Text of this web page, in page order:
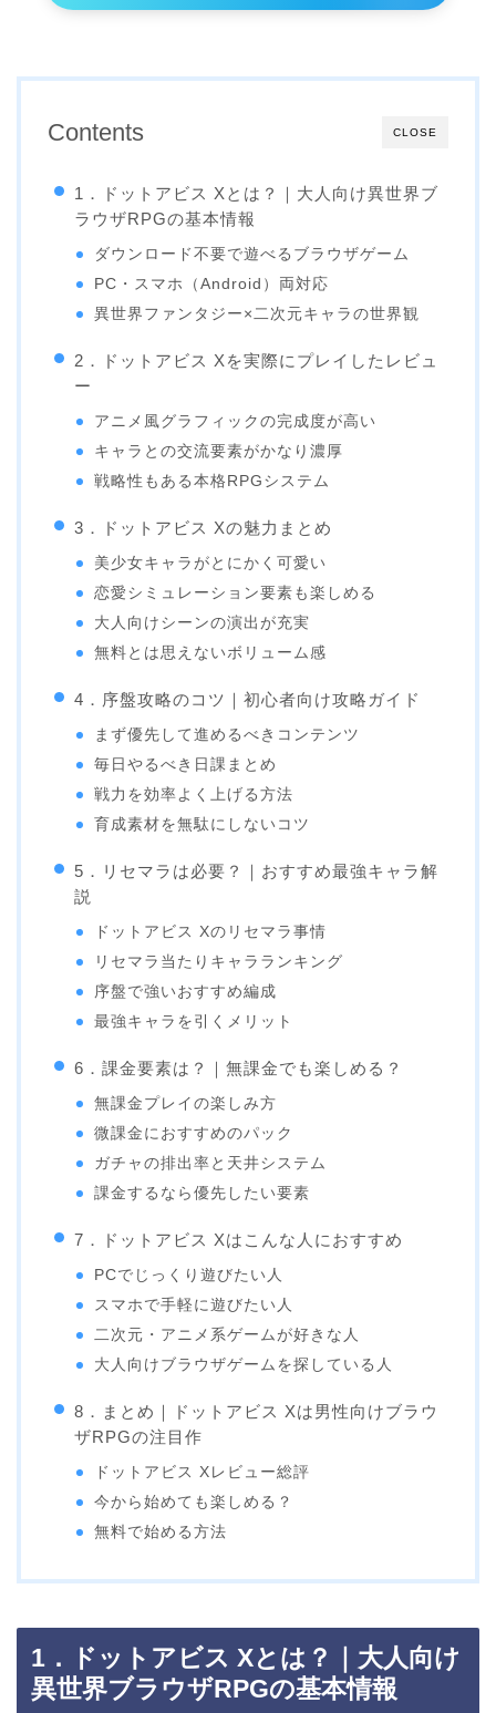
CLOSE
Contents
1．ドットアビス Xとは？｜大人向け異世界ブ
ラウザRPGの基本情報
ダウンロード不要で遊べるブラウザゲーム
PC・スマホ（Android）両対応
異世界ファンタジー×二次元キャラの世界観
2．ドットアビス Xを実際にプレイしたレビュ
ー
アニメ風グラフィックの完成度が高い
キャラとの交流要素がかなり濃厚
戦略性もある本格RPGシステム
3．ドットアビス Xの魅力まとめ
美少女キャラがとにかく可愛い
恋愛シミュレーション要素も楽しめる
大人向けシーンの演出が充実
無料とは思えないボリューム感
4．序盤攻略のコツ｜初心者向け攻略ガイド
まず優先して進めるべきコンテンツ
毎日やるべき日課まとめ
戦力を効率よく上げる方法
育成素材を無駄にしないコツ
5．リセマラは必要？｜おすすめ最強キャラ解
説
ドットアビス Xのリセマラ事情
リセマラ当たりキャラランキング
序盤で強いおすすめ編成
最強キャラを引くメリット
6．課金要素は？｜無課金でも楽しめる？
無課金プレイの楽しみ方
微課金におすすめのパック
ガチャの排出率と天井システム
課金するなら優先したい要素
7．ドットアビス Xはこんな人におすすめ
PCでじっくり遊びたい人
スマホで手軽に遊びたい人
二次元・アニメ系ゲームが好きな人
大人向けブラウザゲームを探している人
8．まとめ｜ドットアビス Xは男性向けブラウ
ザRPGの注目作
ドットアビス Xレビュー総評
今から始めても楽しめる？
無料で始める方法
1．ドットアビス Xとは？｜大人向け
異世界ブラウザRPGの基本情報